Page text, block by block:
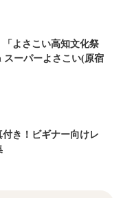
「よさこい高知文化祭
スーパーよさこい(原宿
付き！ビギナー向けレ